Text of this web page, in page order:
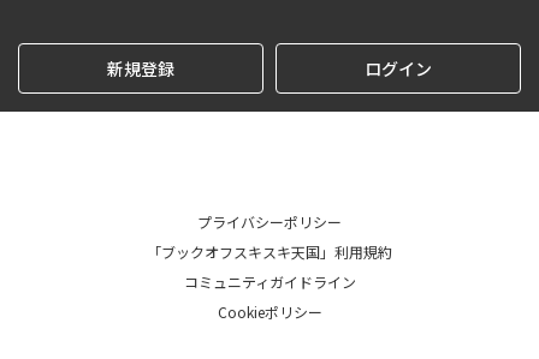
新規登録 ログイン
プライバシーポリシー
「ブックオフスキスキ天国」利用規約
コミュニティガイドライン
Cookieポリシー